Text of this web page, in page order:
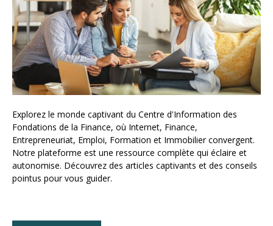
Explorez le monde captivant du Centre d'Information des
Fondations de la Finance, où Internet, Finance,
Entrepreneuriat, Emploi, Formation et Immobilier convergent.
Notre plateforme est une ressource complète qui éclaire et
autonomise. Découvrez des articles captivants et des conseils
pointus pour vous guider.